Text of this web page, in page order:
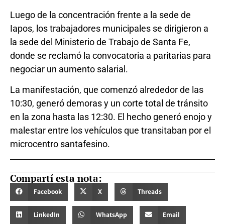
Luego de la concentración frente a la sede de
Iapos, los trabajadores municipales se dirigieron a
la sede del Ministerio de Trabajo de Santa Fe,
donde se reclamó la convocatoria a paritarias para
negociar un aumento salarial.
La manifestación, que comenzó alrededor de las
10:30, generó demoras y un corte total de tránsito
en la zona hasta las 12:30. El hecho generó enojo y
malestar entre los vehículos que transitaban por el
microcentro santafesino.
Compartí esta nota:
Facebook X Threads
LinkedIn WhatsApp Email